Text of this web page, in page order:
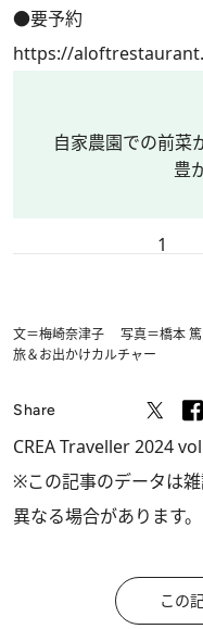
●要予約
https://
自家農園での前菜
豊
1
文＝梅崎奈津子 写真＝橋本
旅＆お出かけカルチャー
Share
CREA Traveller 2024
※この記事のデータは
異なる場合があります。
この